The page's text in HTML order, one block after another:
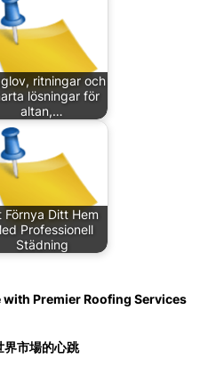
ritningar och
lösningar för
altan,…
Förnya Ditt Hem
Professionell
Städning
Premier Roofing Services
界市場的心跳